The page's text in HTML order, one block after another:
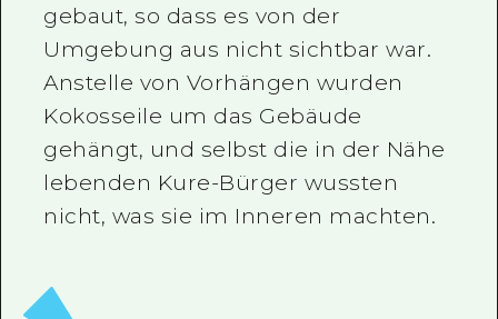
gebaut, so dass es von der
Umgebung aus nicht sichtbar war.
Anstelle von Vorhängen wurden
Kokosseile um das Gebäude
gehängt, und selbst die in der Nähe
lebenden Kure-Bürger wussten
nicht, was sie im Inneren machten.